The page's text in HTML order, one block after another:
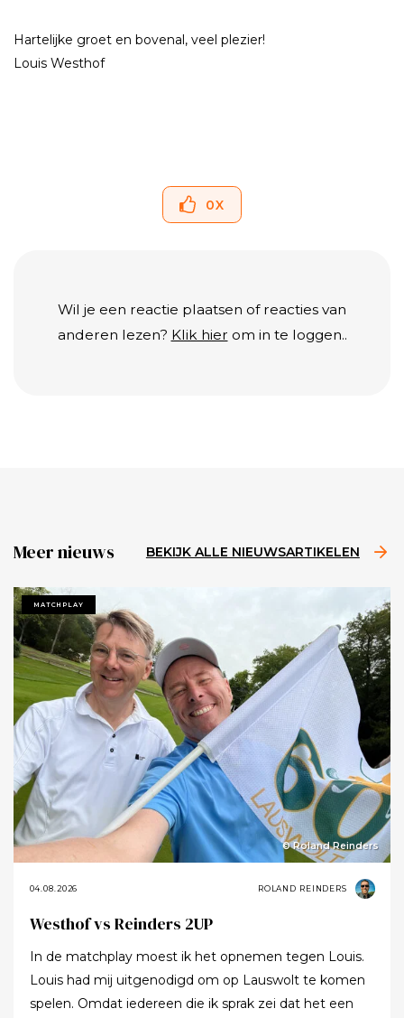
Hartelijke groet en bovenal, veel plezier!
Louis Westhof
0X
Wil je een reactie plaatsen of reacties van
anderen lezen? Klik hier om in te loggen..
Meer nieuws BEKIJK ALLE NIEUWSARTIKELEN
MATCHPLAY
© Roland Reinders
04.08.2026 ROLAND REINDERS
Westhof vs Reinders 2UP
In de matchplay moest ik het opnemen tegen Louis.
Louis had mij uitgenodigd om op Lauswolt te komen
spelen. Omdat iedereen die ik sprak zei dat het een